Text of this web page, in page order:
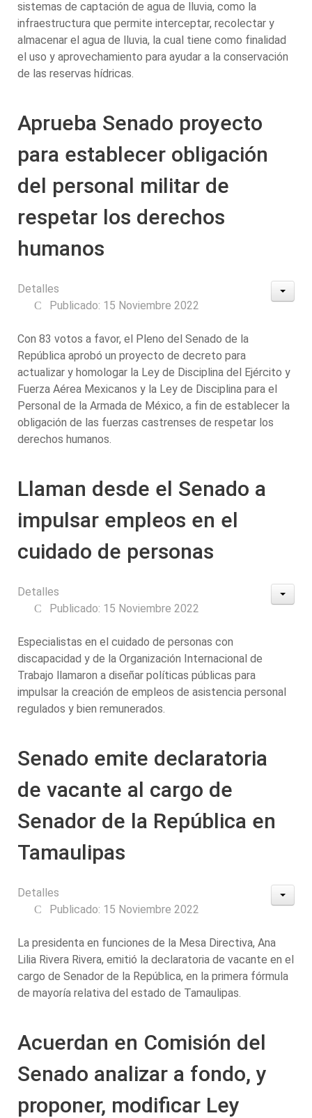
sistemas de captación de agua de lluvia, como la
infraestructura que permite interceptar, recolectar y
almacenar el agua de lluvia, la cual tiene como finalidad
el uso y aprovechamiento para ayudar a la conservación
de las reservas hídricas.
Aprueba Senado proyecto
para establecer obligación
del personal militar de
respetar los derechos
humanos
Detalles
Publicado: 15 Noviembre 2022
Con 83 votos a favor, el Pleno del Senado de la
República aprobó un proyecto de decreto para
actualizar y homologar la Ley de Disciplina del Ejército y
Fuerza Aérea Mexicanos y la Ley de Disciplina para el
Personal de la Armada de México, a fin de establecer la
obligación de las fuerzas castrenses de respetar los
derechos humanos.
Llaman desde el Senado a
impulsar empleos en el
cuidado de personas
Detalles
Publicado: 15 Noviembre 2022
Especialistas en el cuidado de personas con
discapacidad y de la Organización Internacional de
Trabajo llamaron a diseñar políticas públicas para
impulsar la creación de empleos de asistencia personal
regulados y bien remunerados.
Senado emite declaratoria
de vacante al cargo de
Senador de la República en
Tamaulipas
Detalles
Publicado: 15 Noviembre 2022
La presidenta en funciones de la Mesa Directiva, Ana
Lilia Rivera Rivera, emitió la declaratoria de vacante en el
cargo de Senador de la República, en la primera fórmula
de mayoría relativa del estado de Tamaulipas.
Acuerdan en Comisión del
Senado analizar a fondo, y
proponer, modificar Ley